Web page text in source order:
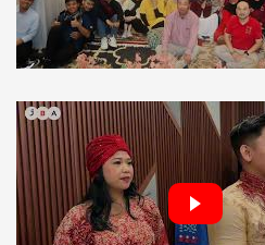
Bukber JBA 2026:
Energy!